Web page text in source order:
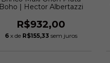
Boho | Hector Albertazzi
R$932,00
6 x de R$155,33 sem juros